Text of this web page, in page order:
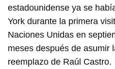
estadounidense ya se
York durante la primera
Naciones Unidas en
meses después de asumir
reemplazo de Raúl Castro.